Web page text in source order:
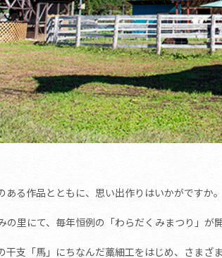
ある作品とともに、思い出作りはいかがですか。
の里にて、毎年恒例の「わらだくみまつり」が開
干支「馬」にちなんだ藁細工をはじめ、さまざ